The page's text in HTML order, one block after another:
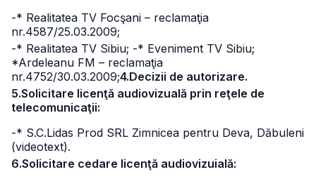
-* Realitatea TV Focşani – reclamaţia
nr.4587/25.03.2009;
-* Realitatea TV Sibiu; -* Eveniment TV Sibiu;
*Ardeleanu FM – reclamaţia
nr.4752/30.03.2009;4.Decizii de autorizare.
5.Solicitare licenţă audiovizuală prin reţele de
telecomunicaţii:
-* S.C.Lidas Prod SRL Zimnicea pentru Deva, Dăbuleni
(videotext).
6.Solicitare cedare licenţă audiovizuială: